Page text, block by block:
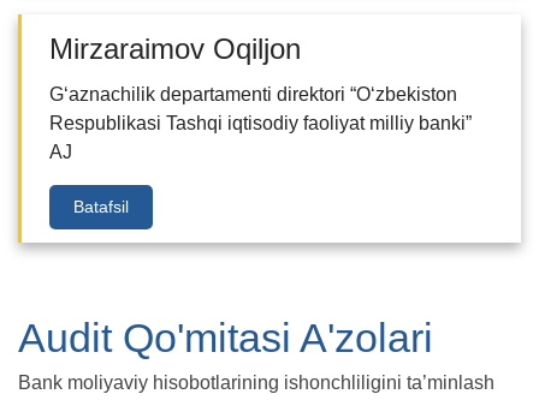
Mirzaraimov Oqiljon
G‘aznachilik departamenti direktori “O‘zbekiston
Respublikasi Tashqi iqtisodiy faoliyat milliy banki”
AJ
Batafsil
Audit Qo'mitasi A'zolari
Bank moliyaviy hisobotlarining ishonchliligini ta’minlash